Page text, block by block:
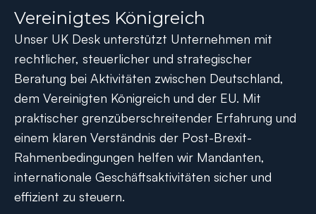
Vereinigtes Königreich
Unser UK Desk unterstützt Unternehmen mit
rechtlicher, steuerlicher und strategischer
Beratung bei Aktivitäten zwischen Deutschland,
dem Vereinigten Königreich und der EU. Mit
praktischer grenzüberschreitender Erfahrung und
einem klaren Verständnis der Post-Brexit-
Rahmenbedingungen helfen wir Mandanten,
internationale Geschäftsaktivitäten sicher und
effizient zu steuern.